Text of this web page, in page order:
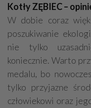
Kotły ZĘBIEC –
W dobie coraz
poszukiwanie
nie tylko
koniecznie. Warto
medalu, bo
tylko przyjazne
człowiekowi oraz